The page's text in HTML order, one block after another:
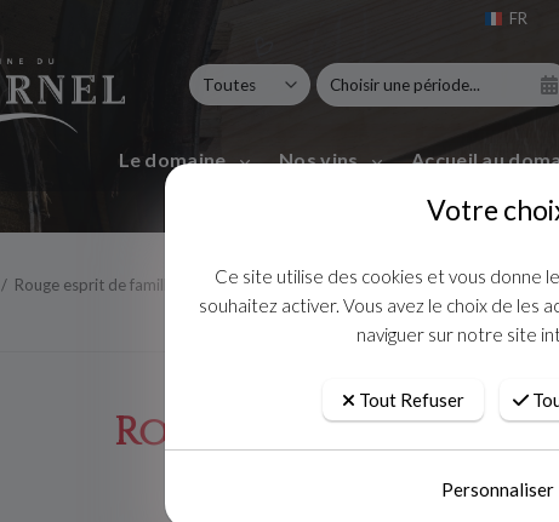
FR
Le domaine Nos vins Accueil au
Rouge esprit de famille
Rouge esprit de
Votre
Ce site utilise des cookies et vous donne
souhaitez activer. Vous avez le choix de les
naviguer sur notre site
Tout Refuser
Personnaliser